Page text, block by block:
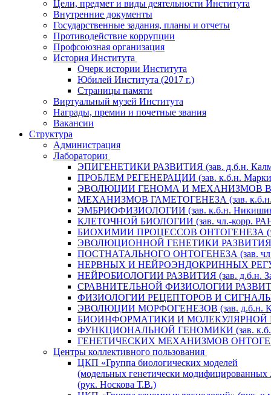
Цели, предмет и виды деятельности Института
Внутренние документы
Государственные задания, планы и отчеты
Противодействие коррупции
Профсоюзная организация
История Института
Очерк истории Института
Юбилей Института (2017 г.)
Страницы памяти
Виртуальный музей Института
Награды, премии и почетные звания
Вакансии
Структура
Администрация
Лаборатории
ЭПИГЕНЕТИКИ РАЗВИТИЯ (зав. д.б.н.
ПРОБЛЕМ РЕГЕНЕРАЦИИ (зав. к.б.н.
ЭВОЛЮЦИИ ГЕНОМА И МЕХАНИЗМОВ
МЕХАНИЗМОВ ГАМЕТОГЕНЕЗА (зав.
ЭМБРИОФИЗИОЛОГИИ (зав. к.б.н.
КЛЕТОЧНОЙ БИОЛОГИИ (зав. чл.-корр. РАН
БИОХИМИИ ПРОЦЕССОВ ОНТОГЕНЕЗА
ЭВОЛЮЦИОННОЙ ГЕНЕТИКИ РАЗВИТИЯ
ПОСТНАТАЛЬНОГО ОНТОГЕНЕЗА (зав. чл.-
НЕРВНЫХ И НЕЙРОЭНДОКРИННЫХ
НЕЙРОБИОЛОГИИ РАЗВИТИЯ (зав. д.б.н.
СРАВНИТЕЛЬНОЙ ФИЗИОЛОГИИ РАЗВИТИЯ
ФИЗИОЛОГИИ РЕЦЕПТОРОВ И
ЭВОЛЮЦИИ МОРФОГЕНЕЗОВ (зав. д.б.н.
БИОИНФОРМАТИКИ И МОЛЕКУЛЯРНОЙ
ФУНКЦИОНАЛЬНОЙ ГЕНОМИКИ (зав.
ГЕНЕТИЧЕСКИХ МЕХАНИЗМОВ
Центры коллективного пользования
ЦКП «Группа биологических моделей
(модельных генетически
(рук. Носкова Т.В.)